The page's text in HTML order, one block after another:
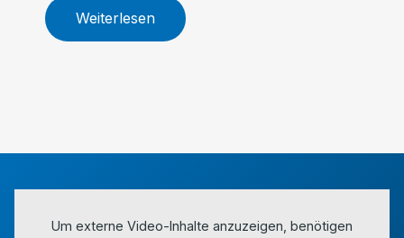
Weiterlesen
Um externe Video-Inhalte anzuzeigen, benötigen